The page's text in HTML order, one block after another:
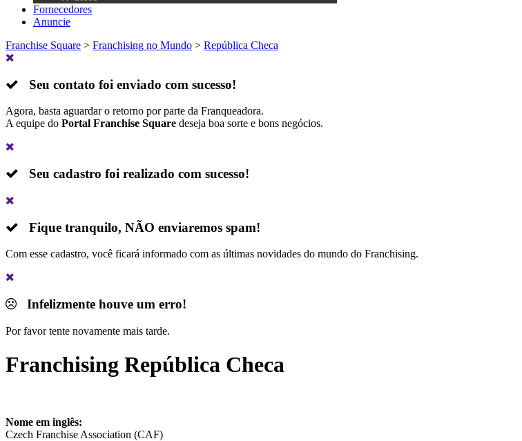
Fornecedores
Anuncie
Franchise Square > Franchising no Mundo > República Checa
Seu contato foi enviado com sucesso!
Agora, basta aguardar o retorno por parte da Franqueadora.
A equipe do Portal Franchise Square deseja boa sorte e bons negócios.
Seu cadastro foi realizado com sucesso!
Fique tranquilo, NÃO enviaremos spam!
Com esse cadastro, você ficará informado com as últimas novidades do mundo do Franchising.
Infelizmente houve um erro!
Por favor tente novamente mais tarde.
Franchising República Checa
Nome em inglês:
Czech Franchise Association (CAF)